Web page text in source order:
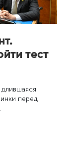
тест
перед